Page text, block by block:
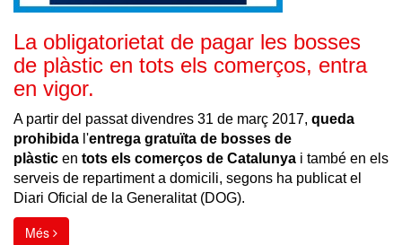
La obligatorietat de pagar les bosses
de plàstic en tots els comerços, entra
en vigor.
A partir del passat divendres 31 de març 2017, queda
prohibida l'entrega gratuïta de bosses de
plàstic en tots els comerços de Catalunya i també en els
serveis de repartiment a domicili, segons ha publicat el
Diari Oficial de la Generalitat (DOG).
Més